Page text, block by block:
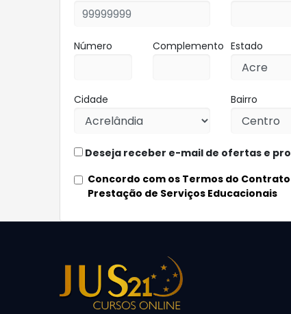
Número Complemento Estado
Cidade Bairro
Deseja receber e-mail de ofertas e
Concordo com os Termos do
Prestação de Serviços Educacionais